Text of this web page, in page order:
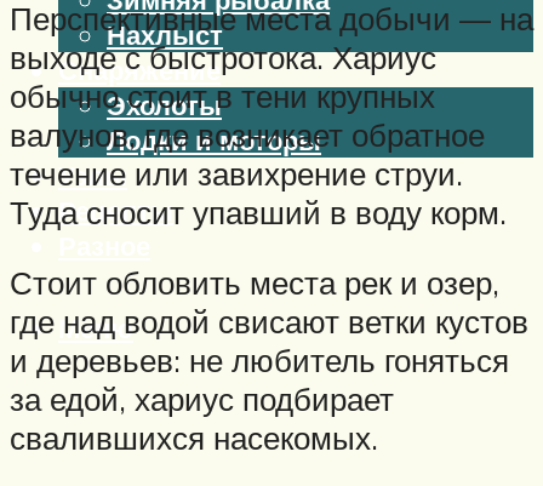
Нахлыст
Снаряжение
Эхолоты
Лодки и моторы
Узлы
Рецепты
Меню
Перспективные места добычи — на
выходе с быстротока. Хариус
обычно стоит в тени крупных
валунов, где возникает обратное
течение или завихрение струи.
Туда сносит упавший в воду корм.
Стоит обловить места рек и озер,
где над водой свисают ветки кустов
и деревьев: не любитель гоняться
за едой, хариус подбирает
свалившихся насекомых.